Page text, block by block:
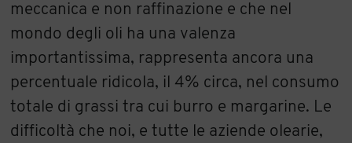
meccanica e non raffinazione e che nel
mondo degli oli ha una valenza
importantissima, rappresenta ancora una
percentuale ridicola, il 4% circa, nel consumo
totale di grassi tra cui burro e margarine. Le
difficoltà che noi, e tutte le aziende olearie,